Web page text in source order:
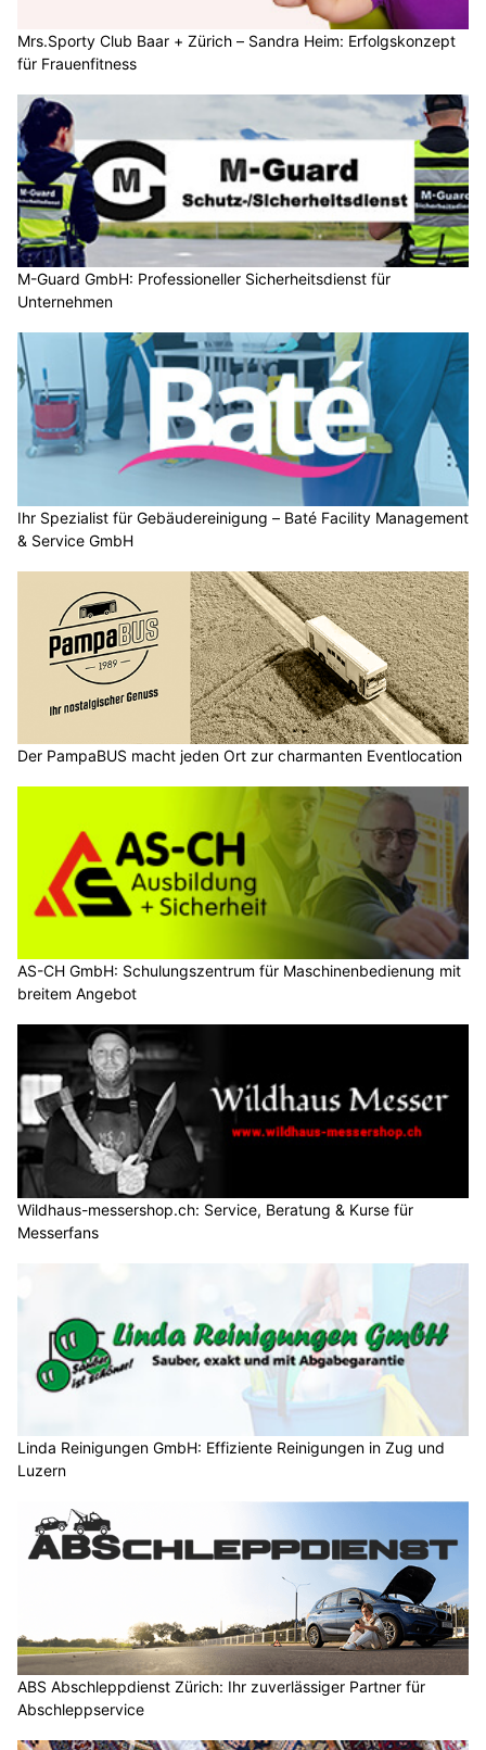
Mrs.Sporty Club Baar + Zürich – Sandra Heim: Erfolgskonzept
für Frauenfitness
M-Guard GmbH: Professioneller Sicherheitsdienst für
Unternehmen
Ihr Spezialist für Gebäudereinigung – Baté Facility Management
& Service GmbH
Der PampaBUS macht jeden Ort zur charmanten Eventlocation
AS-CH GmbH: Schulungszentrum für Maschinenbedienung mit
breitem Angebot
Wildhaus-messershop.ch: Service, Beratung & Kurse für
Messerfans
Linda Reinigungen GmbH: Effiziente Reinigungen in Zug und
Luzern
ABS Abschleppdienst Zürich: Ihr zuverlässiger Partner für
Abschleppservice